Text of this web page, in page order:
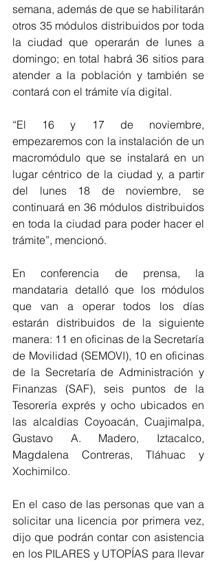
semana, además de que se habilitarán
otros 35 módulos distribuidos por toda
la ciudad que operarán de lunes a
domingo; en total habrá 36 sitios para
atender a la población y también se
contará con el trámite vía digital.
“El 16 y 17 de noviembre,
empezaremos con la instalación de un
macromódulo que se instalará en un
lugar céntrico de la ciudad y, a partir
del lunes 18 de noviembre, se
continuará en 36 módulos distribuidos
en toda la ciudad para poder hacer el
trámite”, mencionó.
En conferencia de prensa, la
mandataria detalló que los módulos
que van a operar todos los días
estarán distribuidos de la siguiente
manera: 11 en oficinas de la Secretaría
de Movilidad (SEMOVI), 10 en oficinas
de la Secretaría de Administración y
Finanzas (SAF), seis puntos de la
Tesorería exprés y ocho ubicados en
las alcaldías Coyoacán, Cuajimalpa,
Gustavo A. Madero, Iztacalco,
Magdalena Contreras, Tláhuac y
Xochimilco.
En el caso de las personas que van a
solicitar una licencia por primera vez,
dijo que podrán contar con asistencia
en los PILARES y UTOPÍAS para llevar